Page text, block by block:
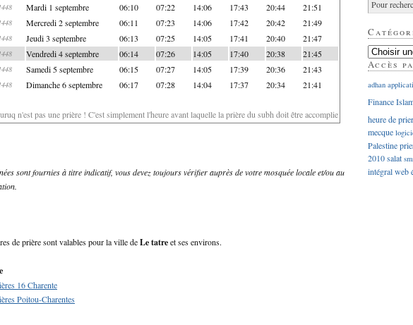
Mardi 1 septembre 06:10 07:22 14:06 17:43 20:44 21:51
Mercredi 2 septembre 06:11 07:23 14:06 17:42 20:42 21:49
Jeudi 3 septembre 06:13 07:25 14:05 17:41 20:40 21:47
Vendredi 4 septembre 06:14 07:26 14:05 17:40 20:38 21:45
Samedi 5 septembre 06:15 07:27 14:05 17:39 20:36 21:43
Dimanche 6 septembre 06:17 07:28 14:04 17:37 20:34 21:41
n'est pas une prière ! C'est simplement l'heure avant laquelle la prière du subh doit être accomplie
sont fournies à titre indicatif, vous devez toujours vérifier auprès de votre mosquée locale et/ou au
de prière sont valables pour la ville deLe tatreet ses environs.
16 Charente
Poitou-Charentes
Accès
adhan
Finance
heure de
mecque
Palestine
2010salat
intégralweb